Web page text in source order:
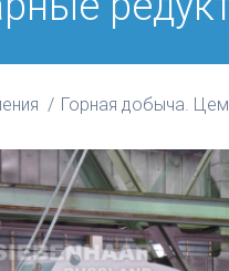
Горная добыча.